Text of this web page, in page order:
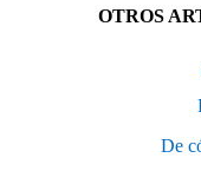
OTROS
De